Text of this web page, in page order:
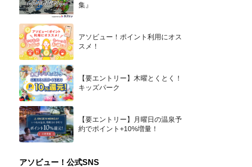
集』
アソビュー！ポイント利用にオス
スメ！
【要エントリー】木曜とくとく！
キッズパーク
【要エントリー】月曜日の温泉予
約でポイント+10%増量！
アソビュー！公式SNS